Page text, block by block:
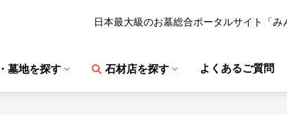
日本最大級のお墓総合ポータルサイト「み
墓地を探す 石材店を探す よくあるご質問